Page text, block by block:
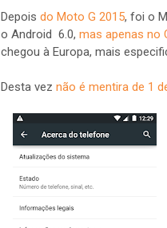
Depois do Moto G 2015, foi o
o Android 6.0, mas apenas no
chegou à Europa, mais
Desta vez não é mentira de 1